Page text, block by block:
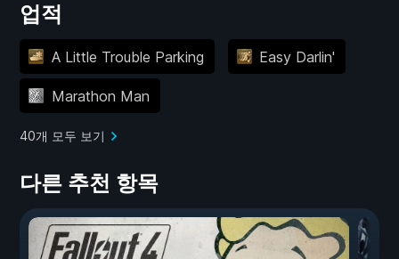
업적
A Little Trouble Parking Easy Darlin'
Marathon Man
40개 모두 보기
다른 추천 항목